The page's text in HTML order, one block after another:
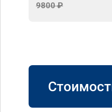
9800 ₽